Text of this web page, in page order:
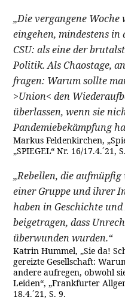
„Die vergangene
eingehen, mindestens in
CSU: als eine der
Politik. Als Chaostage,
fragen: Warum sollte
>Union< den
überlassen, wenn sie
Pandemiebekämpfung
Markus Feldenkirchen,
„SPIEGEL“ Nr. 16/17.4.´21,
„Rebellen, die
einer Gruppe und ihrer
haben in Geschichte
beigetragen, dass
überwunden wurden.“
Katrin Hummel, „Sie da!
gereizte Gesellschaft:
andere aufregen, obwohl
Leiden“, „Frankfurter
18.4.´21, S. 9.